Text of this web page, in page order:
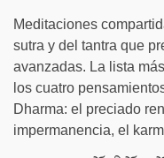
Meditaciones
sutra y del tantra que
avanzadas. La lista
los cuatro
Dharma: el preciado
impermanencia, el